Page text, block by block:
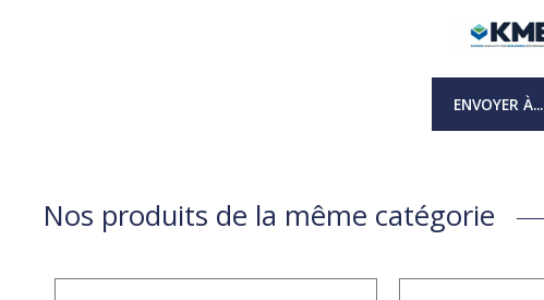
ENVOYER À...
Nos produits de la même catégorie